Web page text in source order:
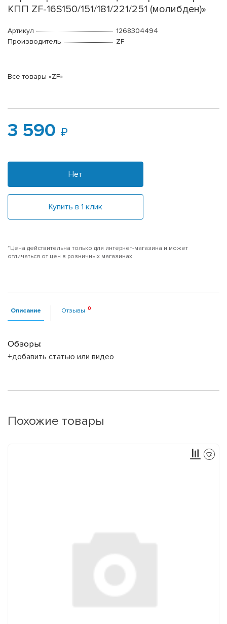
КПП ZF-16S150/151/181/221/251 (молибден)»
Артикул
1268304494
Производитель
ZF
Все товары «ZF»
3 590
Нет
Купить в 1 клик
*Цена действительна только для интернет-магазина и может
отличаться от цен в розничных магазинах
Описание Отзывы
Обзоры:
+добавить статью или видео
Похожие товары